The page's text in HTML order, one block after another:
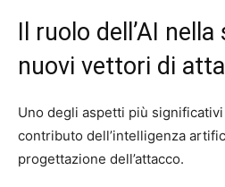
Il ruolo dell’AI
nuovi vettori di
Uno degli aspetti più
contributo dell’intelligenza
progettazione dell’attacco.